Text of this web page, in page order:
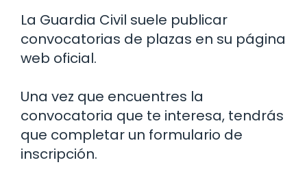
La Guardia Civil suele publicar
convocatorias de plazas en su página
web oficial.
Una vez que encuentres la
convocatoria que te interesa, tendrás
que completar un formulario de
inscripción.